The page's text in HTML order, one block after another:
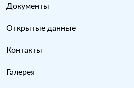
Документы
Открытые данные
Контакты
Галерея